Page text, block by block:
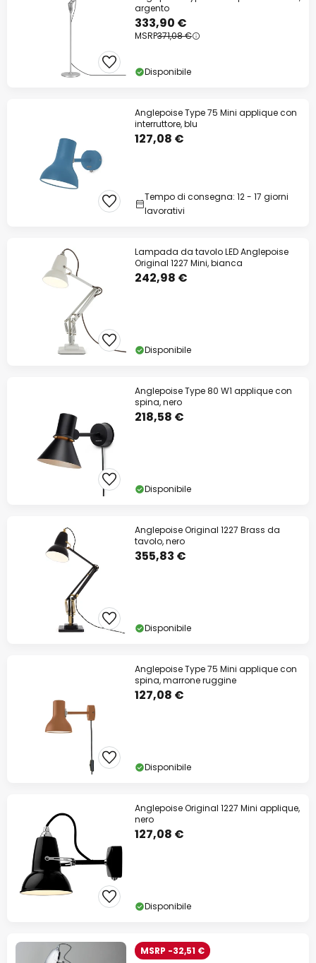
argento
333,90 €
MSRP371,08 €
Disponibile
Anglepoise Type 75 Mini applique con
interruttore, blu
127,08 €
Tempo di consegna: 12 - 17 giorni
lavorativi
Lampada da tavolo LED Anglepoise
Original 1227 Mini, bianca
242,98 €
Disponibile
Anglepoise Type 80 W1 applique con
spina, nero
218,58 €
Disponibile
Anglepoise Original 1227 Brass da
tavolo, nero
355,83 €
Disponibile
Anglepoise Type 75 Mini applique con
spina, marrone ruggine
127,08 €
Disponibile
Anglepoise Original 1227 Mini applique,
nero
127,08 €
Disponibile
MSRP -32,51 €